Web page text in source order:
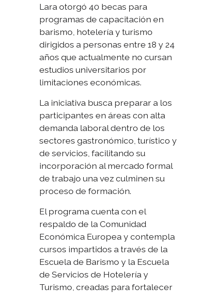
Lara otorgó 40 becas para
programas de capacitación en
barismo, hotelería y turismo
dirigidos a personas entre 18 y 24
años que actualmente no cursan
estudios universitarios por
limitaciones económicas.
La iniciativa busca preparar a los
participantes en áreas con alta
demanda laboral dentro de los
sectores gastronómico, turístico y
de servicios, facilitando su
incorporación al mercado formal
de trabajo una vez culminen su
proceso de formación.
El programa cuenta con el
respaldo de la Comunidad
Económica Europea y contempla
cursos impartidos a través de la
Escuela de Barismo y la Escuela
de Servicios de Hotelería y
Turismo, creadas para fortalecer